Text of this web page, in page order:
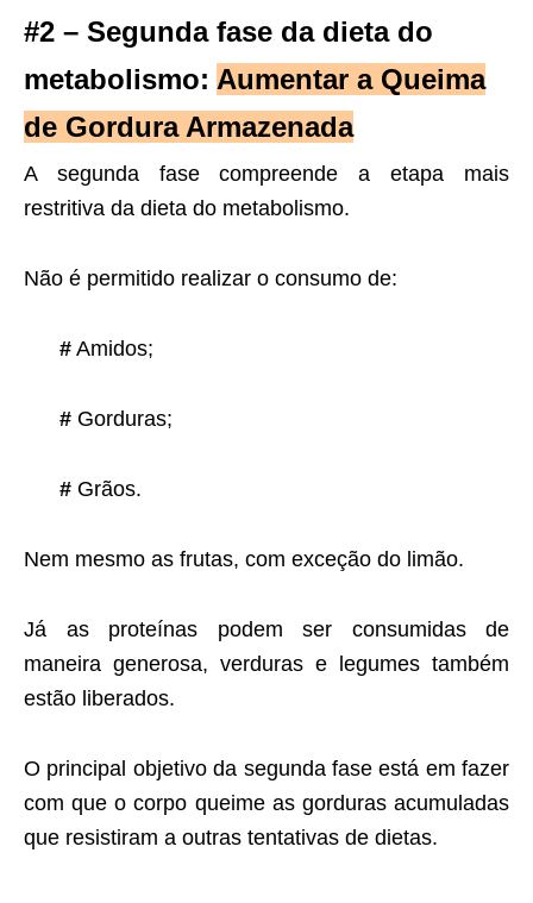
#2 – Segunda fase da dieta do
metabolismo: Aumentar a Queima
de Gordura Armazenada
A segunda fase compreende a etapa mais
restritiva da dieta do metabolismo.
Não é permitido realizar o consumo de:
# Amidos;
# Gorduras;
# Grãos.
Nem mesmo as frutas, com exceção do limão.
Já as proteínas podem ser consumidas de
maneira generosa, verduras e legumes também
estão liberados.
O principal objetivo da segunda fase está em fazer
com que o corpo queime as gorduras acumuladas
que resistiram a outras tentativas de dietas.